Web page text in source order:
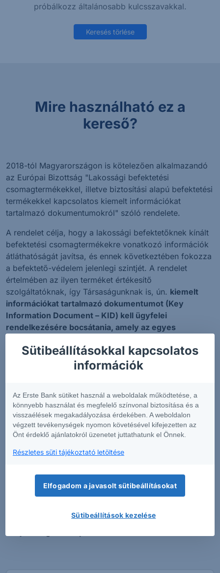
próbálkozz általánosabb kulcsszavakkal.
Keresés törlése
Mire használható ez a
kereső?
2018-tól Magyarországon is kötelezően alkalmazandó
az Európai Bizottság "Lakossági befektetési
csomagtermékekkel, illetve biztosítási alapú befektetési
termékekkel kapcsolatos kiemelt információkat
tartalmazó dokumentumokról" szóló rendelete.
A rendelet célja, hogy a lakossági befektetőknek kínált
befektetési csomagtermékekre vonatkozó információk
átláthatóságát javítsa, és ennek következtében fokozza
a befektető-védelem jelenlegi szintjét. A rendelet
értelmében az ilyen terméket értékesítő
szolgáltatóknak, így Társaságunknak is, ún. kiemelt
információkat tartalmazó dokumentumot (Key
Information Document – KID) kell ügyfelei
rendelkezésére bocsátania, amely az egyes
információk rövid összefoglalását tartalmazza.
Annak érdekében, hogy Önök könnyen
csomagtermékeket, a szolgáltatók egységes formában
készítik el az előbb említett dokumentumot.
Az Európai Unió pénzügyi piacain elérhető pénzügyi
termékek igen magas száma miatt a fenti kereső
alkalmazáson túl figyelmébe ajánljuk az adott
kereső funkcióját is.Kérjük tisztelt Ügyfeleinket, hogy
a csak angol nyelven elérhető KID-el rendelkező
termékekben csak akkor kössenek tranzakciót,
mértékben tájékozottak az adott termék
Sütibeállításokkal kapcsolatos
információk
Az Erste Bank sütiket használ a weboldalak működtetése, a
könnyebb használat és megfelelő színvonal biztosítása és a
visszaélések megakadályozása érdekében. A weboldalon
végzett tevékenységek nyomon követésével kifejezetten az
Önt érdeklő ajánlatokról üzenetet juttathatunk el Önnek.
Részletes süti tájékoztató letöltése
Elfogadom a javasolt sütibeállításokat
Sütibeállítások kezelése